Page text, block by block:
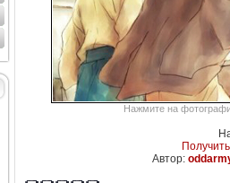
Нажмите на
Автор: